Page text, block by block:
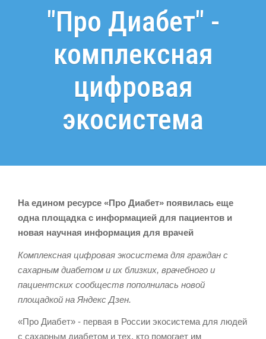
"Про Диабет" -
комплексная
цифровая
экосистема
На едином ресурсе «Про Диабет» появилась еще
одна площадка с информацией для пациентов и
новая научная информация для врачей
Комплексная цифровая экосистема для граждан с
сахарным диабетом и их близких, врачебного и
пациентcких сообществ пополнилась новой
площадкой на Яндекс Дзен.
«Про Диабет» - первая в России экосистема для людей
с сахарным диабетом и тех, кто помогает им